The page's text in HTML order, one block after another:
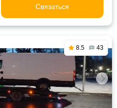
Связаться
8.5 43